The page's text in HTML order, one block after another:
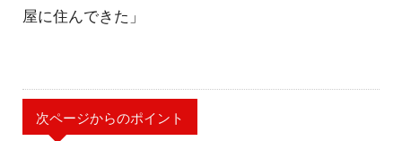
屋に住んできた」
次ページからのポイント